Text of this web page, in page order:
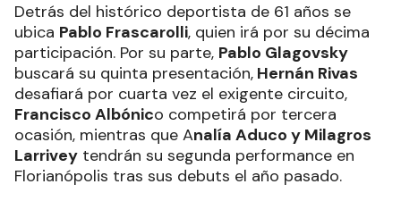
Detrás del histórico deportista de 61 años se
ubica Pablo Frascarolli, quien irá por su décima
participación. Por su parte, Pablo Glagovsky
buscará su quinta presentación, Hernán Rivas
desafiará por cuarta vez el exigente circuito,
Francisco Albónico competirá por tercera
ocasión, mientras que Analía Aduco y Milagros
Larrivey tendrán su segunda performance en
Florianópolis tras sus debuts el año pasado.